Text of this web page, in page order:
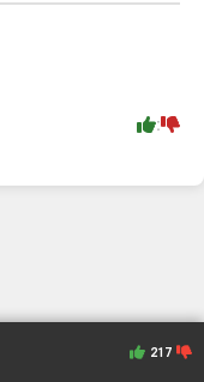
:
217